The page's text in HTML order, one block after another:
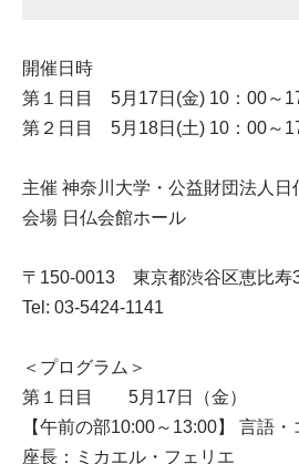
開催日時
第１日目 5月17日(金) 10：00～
第２日目 5月18日(土) 10：00～
主催 神奈川大学・公益財団法人日
会場 日仏会館ホール
〒150-0013 東京都渋谷区恵比寿
Tel: 03-5424-1141
＜プログラム＞
第１日目 5月17日（金）
【午前の部10:00～13:00】 言語
座長：ミカエル・フェリエ